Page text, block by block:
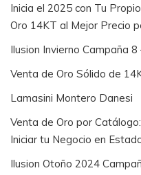
Inicia el 2025 con Tu
Oro 14KT al Mejor Precio
Ilusion Invierno Campaña
Venta de Oro Sólido de
Lamasini Montero Danesi
Venta de Oro por
Iniciar tu Negocio en
Ilusion Otoño 2024